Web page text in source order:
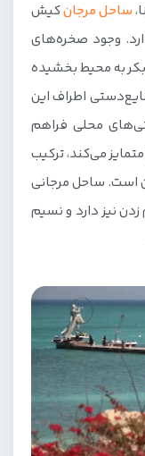
ساحل مرجانکیش
وجود صخره‌های
به محیط بخشیده
اطراف این
محلی فراهم
می‌کند، ترکیب
است. ساحل مرجانی
نیز دارد و نسیم